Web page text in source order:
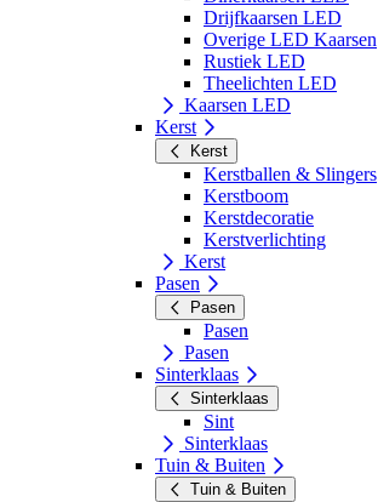
Drijfkaarsen LED
Overige LED Kaarsen
Rustiek LED
Theelichten LED
Kaarsen LED
Kerst
Kerst
Kerstballen & Slingers
Kerstboom
Kerstdecoratie
Kerstverlichting
Kerst
Pasen
Pasen
Pasen
Pasen
Sinterklaas
Sinterklaas
Sint
Sinterklaas
Tuin & Buiten
Tuin & Buiten